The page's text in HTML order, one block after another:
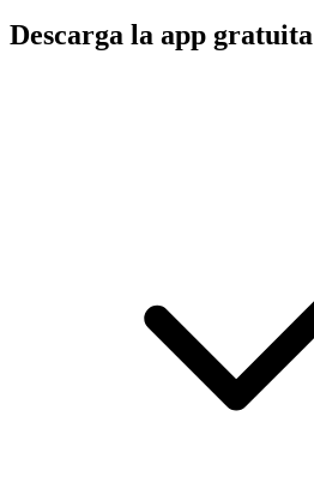
Descarga la app